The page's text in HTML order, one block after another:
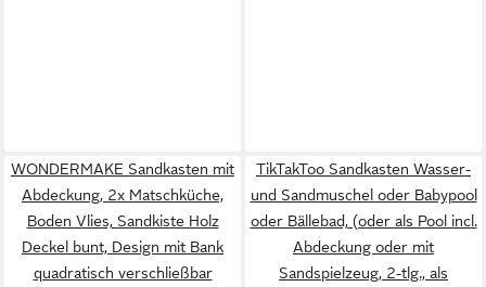
WONDERMAKE Sandkasten mit
Abdeckung, 2x Matschküche,
Boden Vlies, Sandkiste Holz
Deckel bunt, Design mit Bank
quadratisch verschließbar
TikTakToo Sandkasten Wasser-
und Sandmuschel oder Babypool
oder Bällebad, (oder als Pool incl.
Abdeckung oder mit
Sandspielzeug, 2-tlg., als